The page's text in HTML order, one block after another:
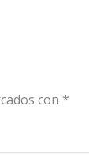
con *